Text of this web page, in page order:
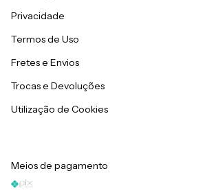
Privacidade
Termos de Uso
Fretes e Envios
Trocas e Devoluções
Utilização de Cookies
Meios de pagamento